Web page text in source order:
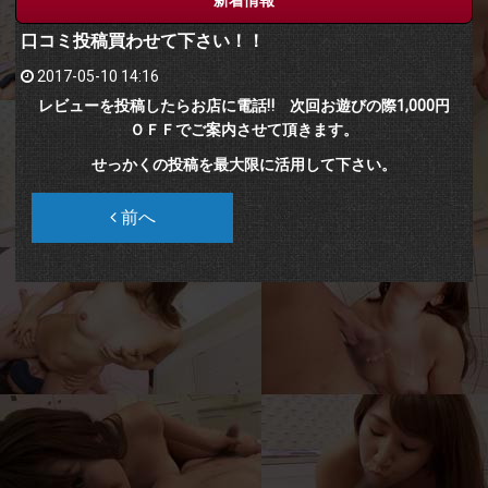
口コミ投稿買わせて下さい！！
2017-05-10 14:16
レビューを投稿したらお店に電話‼ 次回お遊びの際1,000円
ＯＦＦでご案内させて頂きます。
せっかくの投稿を最大限に活用して下さい。
前へ